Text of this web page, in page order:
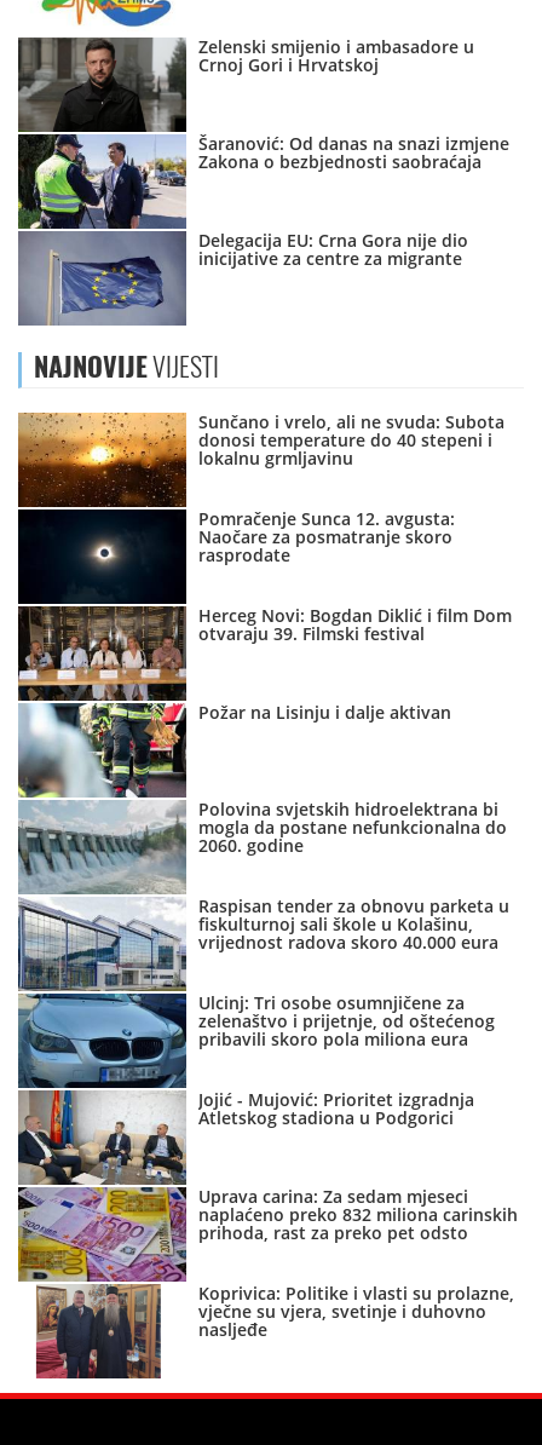
Zelenski smijenio i ambasadore u
Crnoj Gori i Hrvatskoj
Šaranović: Od danas na snazi izmjene
Zakona o bezbjednosti saobraćaja
Delegacija EU: Crna Gora nije dio
inicijative za centre za migrante
NAJNOVIJEVIJESTI
Sunčano i vrelo, ali ne svuda: Subota
donosi temperature do 40 stepeni i
lokalnu grmljavinu
Pomračenje Sunca 12. avgusta:
Naočare za posmatranje skoro
rasprodate
Herceg Novi: Bogdan Diklić i film Dom
otvaraju 39. Filmski festival
Požar na Lisinju i dalje aktivan
Polovina svjetskih hidroelektrana bi
mogla da postane nefunkcionalna do
2060. godine
Raspisan tender za obnovu parketa u
fiskulturnoj sali škole u Kolašinu,
vrijednost radova skoro 40.000 eura
Ulcinj: Tri osobe osumnjičene za
zelenaštvo i prijetnje, od oštećenog
pribavili skoro pola miliona eura
Jojić - Mujović: Prioritet izgradnja
Atletskog stadiona u Podgorici
Uprava carina: Za sedam mjeseci
naplaćeno preko 832 miliona carinskih
prihoda, rast za preko pet odsto
Koprivica: Politike i vlasti su prolazne,
vječne su vjera, svetinje i duhovno
nasljeđe